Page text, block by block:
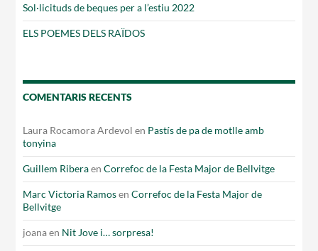
Sol·licituds de beques per a l’estiu 2022
ELS POEMES DELS RAÏDOS
COMENTARIS RECENTS
Laura Rocamora Ardevol en Pastís de pa de motlle amb
tonyina
Guillem RiberaenCorrefoc de la Festa Major de Bellvitge
Marc Victoria RamosenCorrefoc de la Festa Major de
Bellvitge
joanaen Nit Jove i… sorpresa!
Treballa amb nosaltres